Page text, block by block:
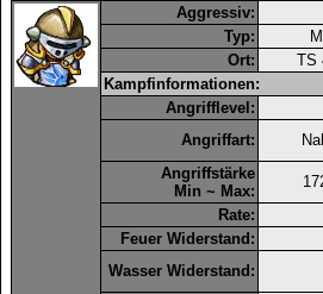
Aggressiv:
Typ:
Ort:
TS
Kampfinformationen:
Angrifflevel:
Angriffart:
Angriffstärke
Min ~ Max:
Rate:
Feuer Widerstand:
Wasser Widerstand: